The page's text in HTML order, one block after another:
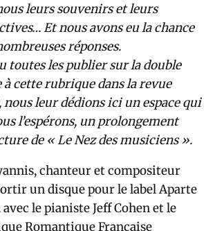
leurs souvenirs et leurs
Et nous avons eu la chance
réponses.
toutes les publier sur la double
à cette rubrique dans la revue
nous leur dédions ici un espace qui
l’espérons, un prolongement
de « Le Nez des musiciens ».
chanteur et compositeur
un disque pour le label Aparte
le pianiste Jeff Cohen et le
Romantique Française